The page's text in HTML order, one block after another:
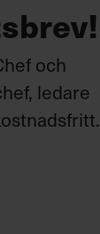
och
ledare